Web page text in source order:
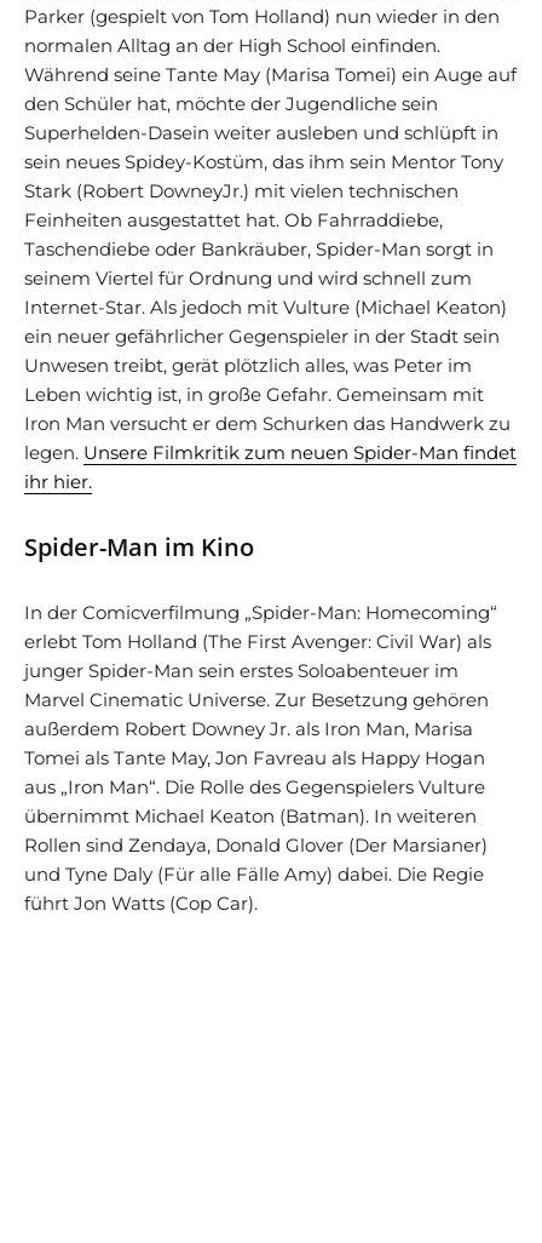
Parker (gespielt von Tom Holland) nun wieder in den
normalen Alltag an der High School einfinden.
Während seine Tante May (Marisa Tomei) ein Auge auf
den Schüler hat, möchte der Jugendliche sein
Superhelden-Dasein weiter ausleben und schlüpft in
sein neues Spidey-Kostüm, das ihm sein Mentor Tony
Stark (Robert DowneyJr.) mit vielen technischen
Feinheiten ausgestattet hat. Ob Fahrraddiebe,
Taschendiebe oder Bankräuber, Spider-Man sorgt in
seinem Viertel für Ordnung und wird schnell zum
Internet-Star. Als jedoch mit Vulture (Michael Keaton)
ein neuer gefährlicher Gegenspieler in der Stadt sein
Unwesen treibt, gerät plötzlich alles, was Peter im
Leben wichtig ist, in große Gefahr. Gemeinsam mit
Iron Man versucht er dem Schurken das Handwerk zu
legen. Unsere Filmkritik zum neuen Spider-Man findet
ihr hier.
Spider-Man im Kino
In der Comicverfilmung „Spider-Man: Homecoming“
erlebt Tom Holland (The First Avenger: Civil War) als
junger Spider-Man sein erstes Soloabenteuer im
Marvel Cinematic Universe. Zur Besetzung gehören
außerdem Robert Downey Jr. als Iron Man, Marisa
Tomei als Tante May, Jon Favreau als Happy Hogan
aus „Iron Man“. Die Rolle des Gegenspielers Vulture
übernimmt Michael Keaton (Batman). In weiteren
Rollen sind Zendaya, Donald Glover (Der Marsianer)
und Tyne Daly (Für alle Fälle Amy) dabei. Die Regie
führt Jon Watts (Cop Car).